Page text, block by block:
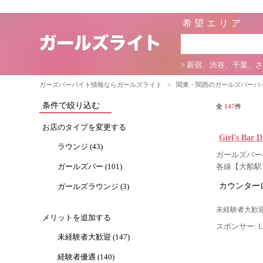
希望エリア
> 新宿、渋谷、千葉、
ガーズバーバイト情報ならガールズライト > 関東・関西のガールズバーバ
条件で絞り込む
お店のタイプを変更する
ラウンジ (43)
ガールズバー (101)
ガールズラウンジ (3)
メリットを追加する
未経験者大歓迎 (147)
経験者優遇 (140)
全 147件
Girl's Bar
ガールズバ
各線【大船
カウンター
未経験者大歓
スポンサー: